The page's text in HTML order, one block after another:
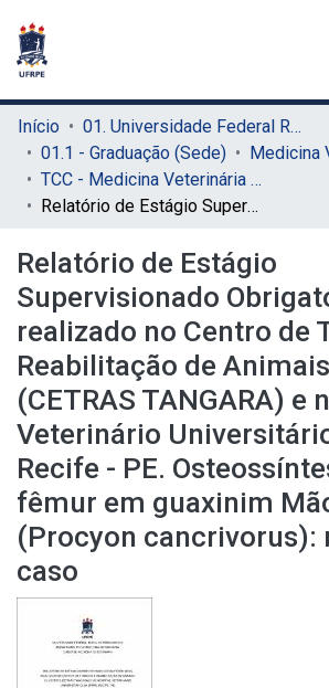
Início
01. Universidade Federal Rural de Pernambuco - UFRPE (Sede)
01.1 - Graduação (Sede)
Medicina
TCC - Medicina Veterinária (Sede)
Relatório de Estágio Supervisionado Obrigatório (ESO) realizado no Centro de Triagem e Reabilitação de Animais Silvestres (CETRAS TANGARA) e no Hospital Veterinário Universitário da UFRPE, Recife - PE. Osteossíntese de fêmur em guaxinim Mão-Pelada (Procyon cancrivorus): relato de caso
Relatório de Estágio
Supervisionado
realizado no Centro de
Reabilitação de
(CETRAS TANGARA) e
Veterinário
Recife - PE.
fêmur em guaxinim
(Procyon cancrivorus):
caso